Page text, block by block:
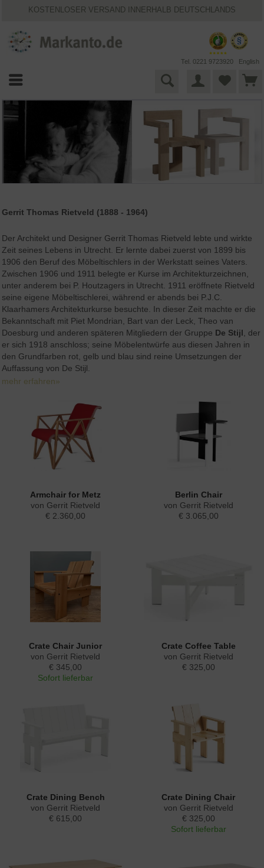
KOSTENLOSER VERSAND INNERHALB DEUTSCHLANDS
BESTPRICE-GARANTIE
Tel. 0221 9723920 English
Gerrit Thomas Rietveld (1888 - 1964)
Der Architekt und Designer Gerrit Thomas Rietveld lebte und wirkte
Zeit seines Lebens in Utrecht. Er lernte dabei zuerst von 1899 bis
1906 den Beruf des Möbeltischlers in der Werkstatt seines Vaters.
Zwischen 1906 und 1911 belegte er Kurse im Architekturzeichnen,
unter anderem bei P. Houtzagers in Utrecht. 1911 eröffnete Rietveld
seine eigene Möbeltischlerei, während er abends bei P.J.C.
Klaarhamers Architekturkurse besuchte. In dieser Zeit machte er die
Bekanntschaft mit Piet Mondrian, Bart van der Leck, Theo van
Doesburg und anderen späteren Mitgliedern der Gruppe De Stijl, der
er sich 1918 anschloss; seine Möbelentwürfe aus diesen Jahren in
den Grundfarben rot, gelb und blau sind reine Umsetzungen der
Auffassung von De Stijl.
mehr erfahren»
Armchair for Metz
von Gerrit Rietveld
€ 2.360,00
Berlin Chair
von Gerrit Rietveld
€ 3.065,00
Crate Chair Junior
von Gerrit Rietveld
€ 345,00
Sofort lieferbar
Crate Coffee Table
von Gerrit Rietveld
€ 325,00
Crate Dining Bench
von Gerrit Rietveld
€ 615,00
Crate Dining Chair
von Gerrit Rietveld
€ 325,00
Sofort lieferbar